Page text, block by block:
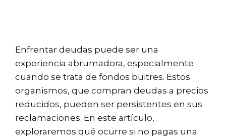
Enfrentar deudas puede ser una
experiencia abrumadora, especialmente
cuando se trata de fondos buitres. Estos
organismos, que compran deudas a precios
reducidos, pueden ser persistentes en sus
reclamaciones. En este artículo,
exploraremos qué ocurre si no pagas una